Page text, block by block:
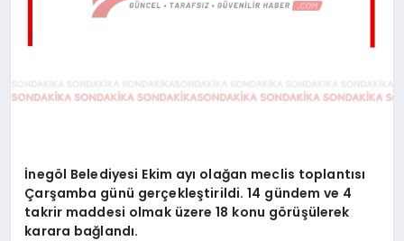
TEKNOLOJI
İnegöl Belediyesi Ekim ayı olağan meclis toplantısı
Çarşamba günü gerçekleştirildi. 14 gündem ve 4
takrir maddesi olmak üzere 18 konu görüşülerek
karara bağlandı.